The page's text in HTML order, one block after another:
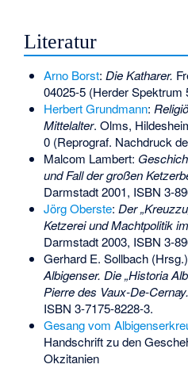
Literatur
Arno Borst: Die Katharer.
04025-5(Herder Spektrum
Herbert Grundmann:
Mittelalter. Olms,
0(Reprograf. Nachdruck
Malcom Lambert:
und Fall der großen
Darmstadt 2001, ISBN 3-
Jörg Oberste: Der
Ketzerei und Machtpolitik
Darmstadt 2003, ISBN 3-
Gerhard E. Sollbach
Albigenser. Die „Historia
Pierre des Vaux-De-Cernay.
ISBN 3-7175-8228-3.
Gesang vom
Handschrift zu den
Okzitanien